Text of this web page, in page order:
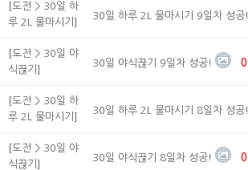
[도전 > 30일 하
루 2L 물마시기]
30일 하루 2L 물마시기 9일차 성공!
[도전 > 30일 야
식끊기]
30일 야식끊기 9일차 성공! 0
[도전 > 30일 하
루 2L 물마시기]
30일 하루 2L 물마시기 8일차 성공!
[도전 > 30일 야
식끊기]
30일 야식끊기 8일차 성공! 0